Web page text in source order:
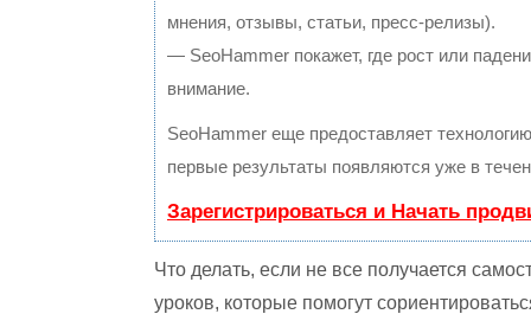
мнения, отзывы, статьи, пресс-релизы).
— SeoHammer покажет, где рост или
внимание.
SeoHammer еще предоставляет
первые результаты появляются уже в
Зарегистрироваться и Начать
Что делать, если не все получается
уроков, которые помогут